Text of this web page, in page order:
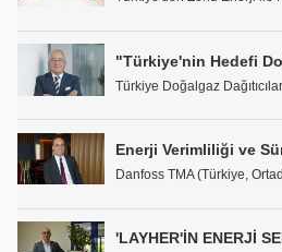
Türkiye Doğalgaz
Danfoss TMA (Türkiye,